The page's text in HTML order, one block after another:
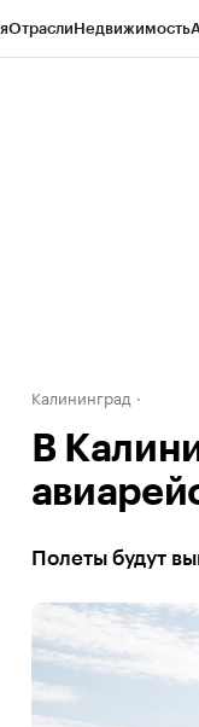
ОтраслиНедвижимость
Калининград
В
Полеты будут